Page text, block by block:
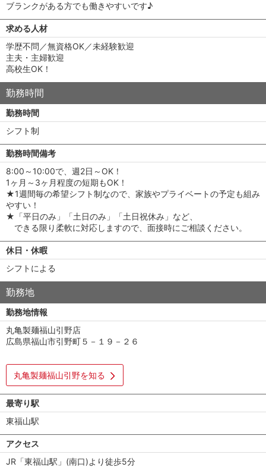
ブランクがある方でも働きやすいです♪
求める人材
学歴不問／無資格OK／未経験歓迎
主夫・主婦歓迎
高校生OK！
勤務時間
勤務時間
シフト制
勤務時間備考
8:00～10:00で、週2日～OK！
1ヶ月～3ヶ月程度の短期もOK！
★1週間毎の希望シフト制なので、家族やプライベートの予定も組み
やすい！
★「平日のみ」「土日のみ」「土日祝休み」など、
できる限り柔軟に対応しますので、面接時にご相談ください。
休日・休暇
シフトによる
勤務地
勤務地情報
丸亀製麺福山引野店
広島県福山市引野町５－１９－２６
丸亀製麺福山引野を知る
最寄り駅
東福山駅
アクセス
JR「東福山駅」(南口)より徒歩5分